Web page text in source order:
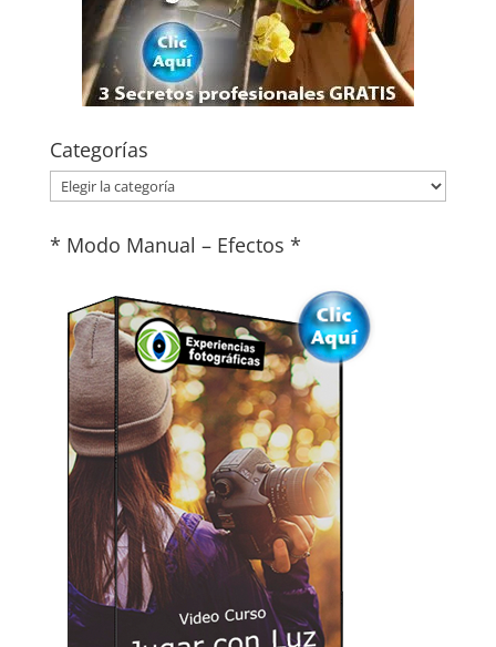
Categorías
Categorías
* Modo Manual – Efectos *